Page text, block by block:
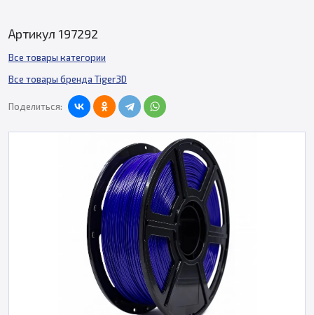
Артикул 197292
Все товары категории
Все товары бренда Tiger3D
Поделиться: